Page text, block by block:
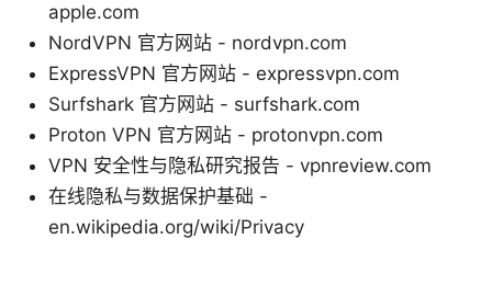
apple.com
NordVPN 官方网站 - nordvpn.com
ExpressVPN 官方网站 - expressvpn.com
Surfshark 官方网站 - surfshark.com
Proton VPN 官方网站 - protonvpn.com
VPN 安全性与隐私研究报告 - vpnreview.com
在线隐私与数据保护基础 -
en.wikipedia.org/wiki/Privacy